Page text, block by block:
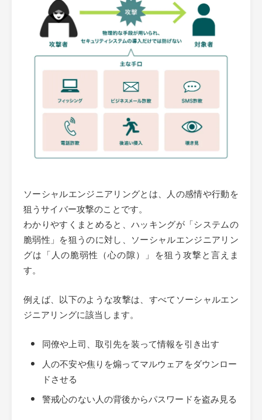
ソーシャルエンジニアリングとは、人の感情や行動を
狙うサイバー攻撃のことです。
わかりやすくまとめると、ハッキングが「システムの
脆弱性」を狙うのに対し、ソーシャルエンジニアリン
グは「人の脆弱性（心の隙）」を狙う攻撃と言えま
す。
例えば、以下のような攻撃は、すべてソーシャルエン
ジニアリングに該当します。
同僚や上司、取引先を装って情報を引き出す
人の不安や焦りを煽ってマルウェアをダウンロー
ドさせる
警戒心のない人の背後からパスワードを盗み見る